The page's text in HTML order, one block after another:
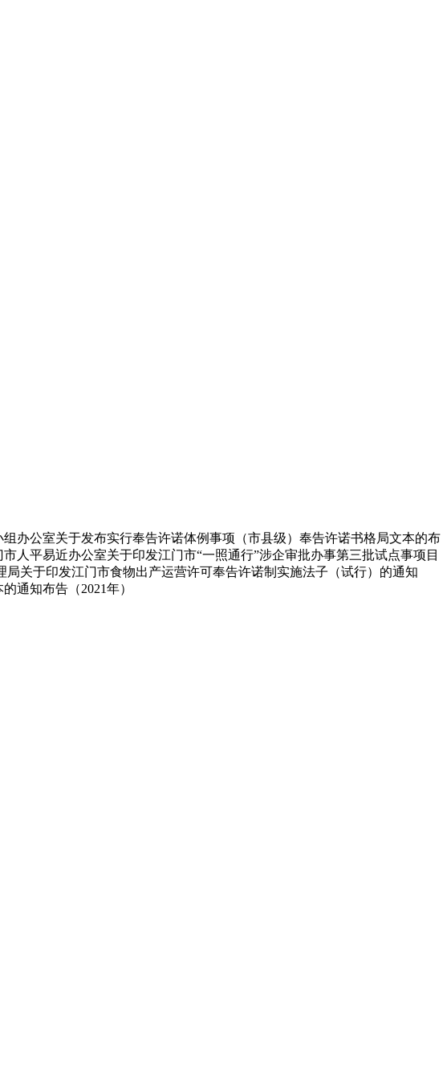
公室关于发布实行奉告许诺体例事项（市县级）奉告许诺书格局文本的布
人平易近办公室关于印发江门市“一照通行”涉企审批办事第三批试点事项目
关于印发江门市食物出产运营许可奉告许诺制实施法子（试行）的通知
通知布告（2021年）